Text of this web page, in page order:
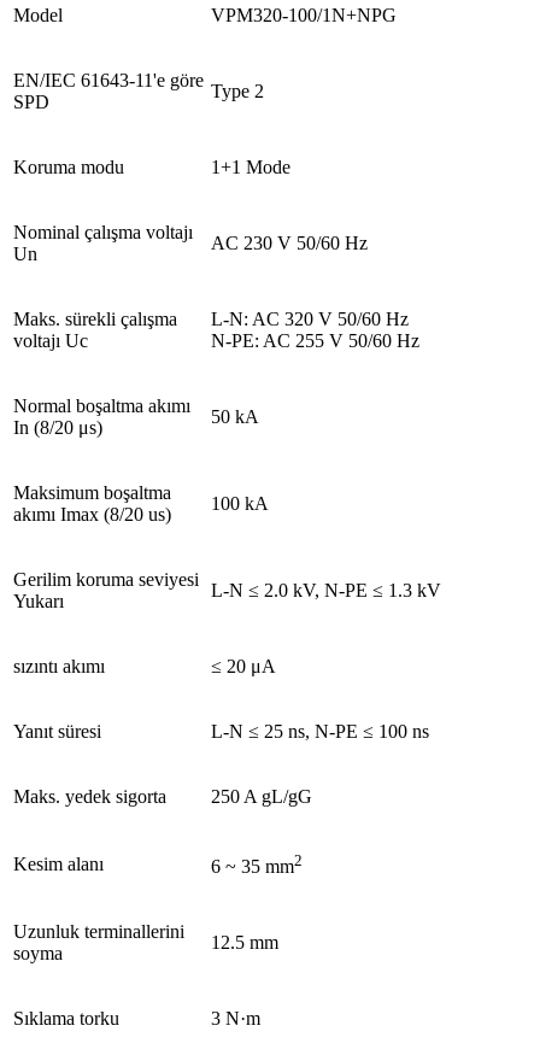
Model VPM320-100/1N+NPG
EN/IEC 61643-11'e göre
SPD
Type 2
Koruma modu 1+1 Mode
Nominal çalışma voltajı
Un
AC 230 V 50/60 Hz
Maks. sürekli çalışma
voltajı Uc
L-N: AC 320 V 50/60 Hz
N-PE: AC 255 V 50/60 Hz
Normal boşaltma akımı
In (8/20 μs)
50 kA
Maksimum boşaltma
akımı Imax (8/20 us)
100 kA
Gerilim koruma seviyesi
Yukarı
L-N ≤ 2.0 kV, N-PE ≤ 1.3 kV
sızıntı akımı ≤ 20 μA
Yanıt süresi L-N ≤ 25 ns, N-PE ≤ 100 ns
Maks. yedek sigorta 250 A gL/gG
Kesim alanı 6 ~ 35 mm2
Uzunluk terminallerini
soyma
12.5 mm
Sıklama torku 3 N·m